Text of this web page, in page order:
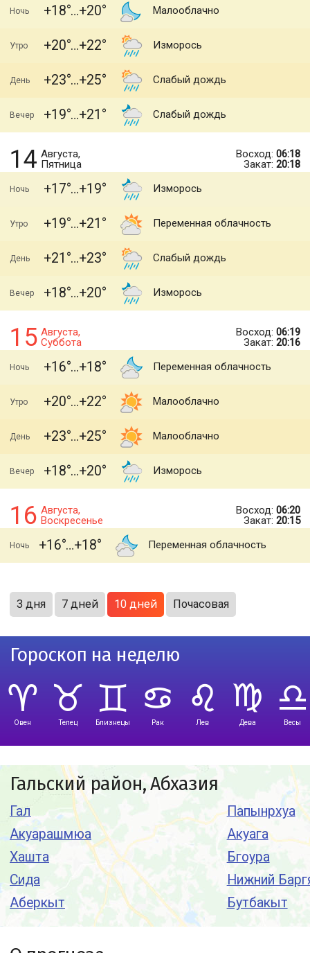
Ночь +18 +20 Малооблачно
Утро +20 +22 Изморось
День +23 +25 Слабый дождь
Вечер +19 +21 Слабый дождь
14 Августа,
Пятница
Восход: 06:18
Закат: 20:18
Ночь +17 +19 Изморось
Утро +19 +21 Переменная облачность
День +21 +23 Слабый дождь
Вечер +18 +20 Изморось
15 Августа,
Суббота
Восход: 06:19
Закат: 20:16
Ночь +16 +18 Переменная облачность
Утро +20 +22 Малооблачно
День +23 +25 Малооблачно
Вечер +18 +20 Изморось
16 Августа,
Воскресенье
Восход: 06:20
Закат: 20:15
Ночь +16 +18 Переменная облачность
3 дня 7 дней 10 дней Почасовая
Гороскоп на неделю
Овен Телец Близнецы Рак Лев Дева Весы
Гальский район, Абхазия
Гал
Акуарашмюа
Хашта
Сида
Аберкыт
Папынрхуа
Акуага
Бгоура
Нижний
Бутбакыт